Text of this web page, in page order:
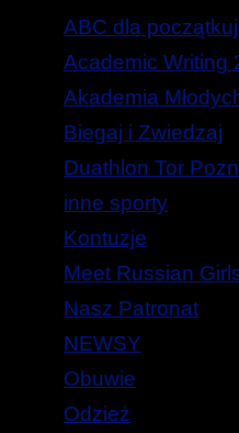
ABC dla
Academic Writing
Akademia
Biegaj i Zwiedzaj
Duathlon Tor
inne sporty
Kontuzje
Meet Russian
Nasz Patronat
NEWSY
Obuwie
Odzież